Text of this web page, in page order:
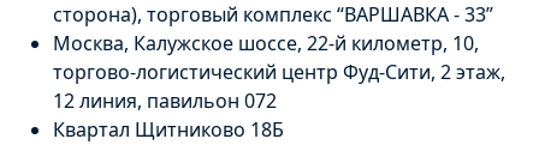
сторона), торговый комплекс “ВАРШАВКА - 33”
Москва, Калужское шоссе, 22-й километр, 10,
торгово-логистический центр Фуд-Сити, 2 этаж,
12 линия, павильон 072
Квартал Щитниково 18Б